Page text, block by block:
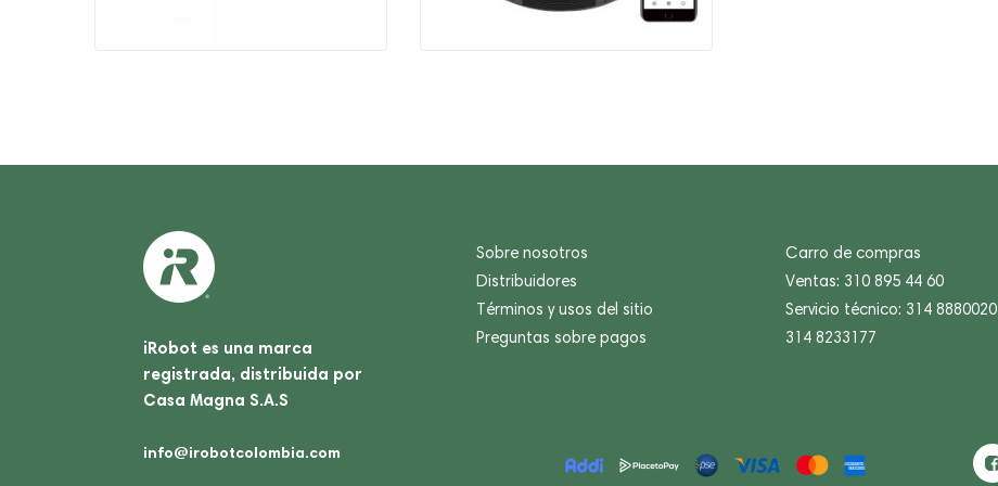
iRobot es una marca
registrada, distribuida por
Casa Magna S.A.S
Sobre nosotros
Distribuidores
Términos y usos del sitio
Preguntas sobre pagos
Carro de compras
Ventas: 310 895 44 60
Servicio técnico: 314 8880020
314 8233177
info@irobotcolombia.com